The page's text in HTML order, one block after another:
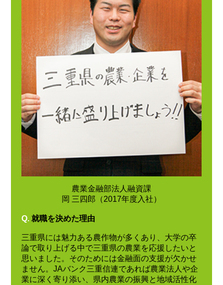
農業金融部法人融資課
岡 三四郎（2017年度入社）
Q. 就職を決めた理由
三重県には魅力ある農作物が多くあり、大学の卒
論で取り上げる中で三重県の農業を応援したいと
思いました。そのためには金融面の支援が欠かせ
ません。JAバンク三重信連であれば農業法人や企
業に深く寄り添い、県内農業の振興と地域活性化